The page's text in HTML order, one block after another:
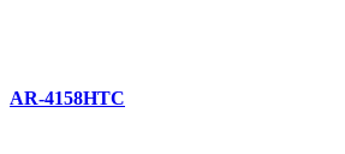
AR-4158HTC